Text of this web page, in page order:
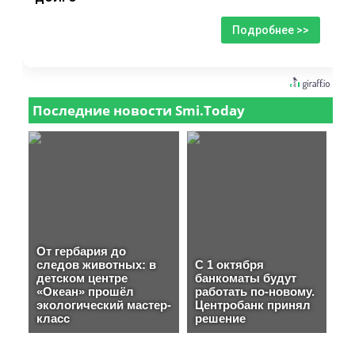
Подробнее >>